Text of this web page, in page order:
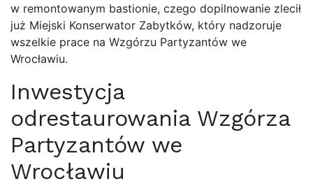
w remontowanym bastionie, czego dopilnowanie zlecił
już Miejski Konserwator Zabytków, który nadzoruje
wszelkie prace na Wzgórzu Partyzantów we
Wrocławiu.
Inwestycja
odrestaurowania Wzgórza
Partyzantów we
Wrocławiu